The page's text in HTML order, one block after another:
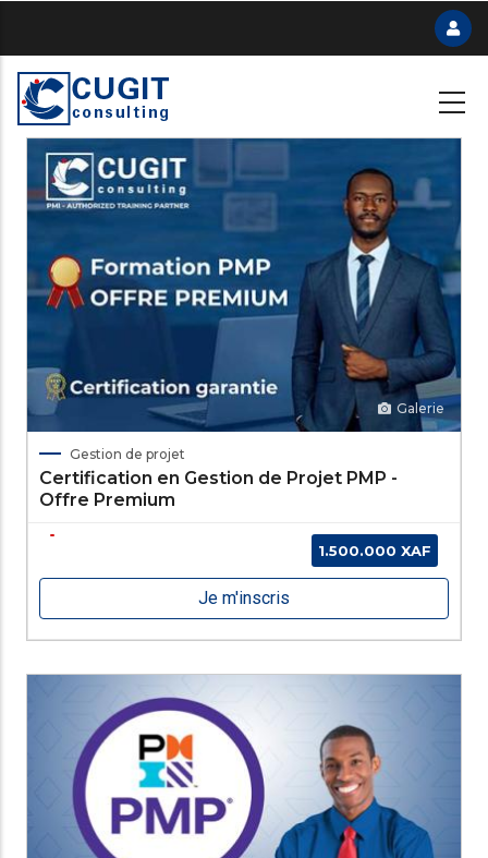
main
content
Galerie
Gestion de projet
Certification en Gestion de Projet PMP -
Offre Premium
1.500.000 XAF
Je m'inscris